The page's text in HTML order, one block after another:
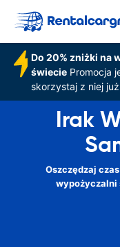
Do 20% zniżki na
świeciePromocja
skorzystaj z niej
Irak
Oszczędzaj
wypożyczalni